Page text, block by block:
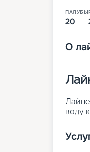
ПАЛУБЫ
20
О
воду